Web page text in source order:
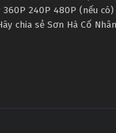
360P 240P 480P (nếu
chia sẻ Sơn Hà Cố